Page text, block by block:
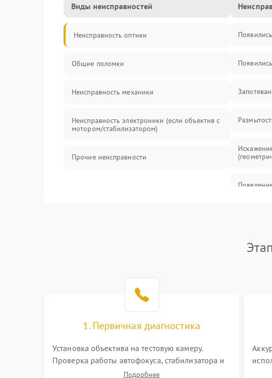
Виды неисправностей
Неисправность оптики
Общие поломки
Неисправность механики
Неисправность электроники (если объектив с
мотором/стабилизатором)
Прочие неисправности
1. Первичная диагностика
Установка объектива на тестовую камеру.
Проверка работы автофокуса, стабилизатора и
плавности хода колец зума и фокусировки.
Подробнее